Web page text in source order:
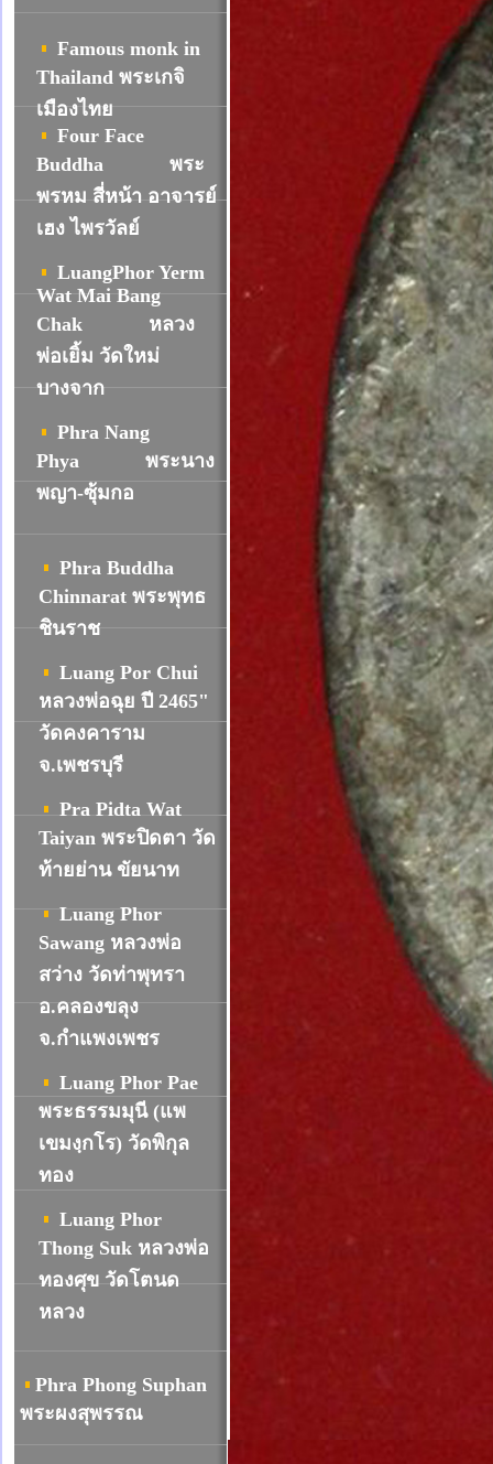
Famous monk in
Thailand พระเกจิ
เมืองไทย
Four Face
Buddha
พระ
พรหม สี่หน้า อาจารย์
เฮง ไพรวัลย์
LuangPhor Yerm
Wat Mai Bang
Chak
หลวง
พ่อเยิ้ม วัดใหม่
บางจาก
Phra Nang
Phya
พระนาง
พญา-ซุ้มกอ
Phra Buddha
Chinnarat พระพุทธ
ชินราช
Luang Por Chui
หลวงพ่อฉุย ปี 2465"
วัดคงคาราม
จ.เพชรบุรี
Pra Pidta Wat
Taiyan พระปิดตา วัด
ท้ายย่าน ขัยนาท
Luang Phor
Sawang หลวงพ่อ
สว่าง วัดท่าพุทรา
อ.คลองขลุง
จ.กำแพงเพชร
Luang Phor Pae
พระธรรมมุนี (แพ
เขมงฺกโร) วัดพิกุล
ทอง
Luang Phor
Thong Suk หลวงพ่อ
ทองศุข วัดโตนด
หลวง
Phra Phong Suphan
พระผงสุพรรณ